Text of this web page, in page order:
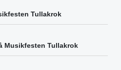
Tullakrok
Musikfesten Tullakrok